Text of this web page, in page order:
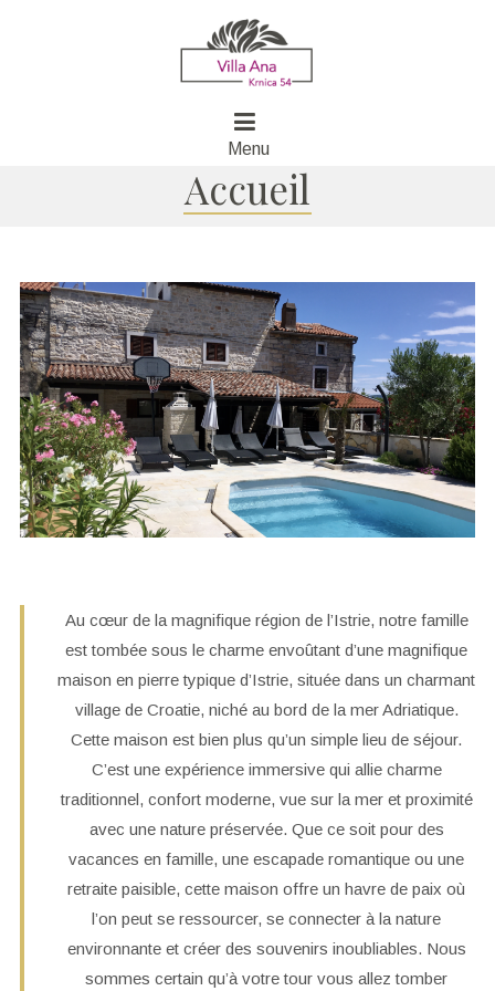
Menu
Accueil
Au cœur de la magnifique région de l’Istrie, notre famille
est tombée sous le charme envoûtant d’une magnifique
maison en pierre typique d’Istrie, située dans un charmant
village de Croatie, niché au bord de la mer Adriatique.
Cette maison est bien plus qu’un simple lieu de séjour.
C’est une expérience immersive qui allie charme
traditionnel, confort moderne, vue sur la mer et proximité
avec une nature préservée. Que ce soit pour des
vacances en famille, une escapade romantique ou une
retraite paisible, cette maison offre un havre de paix où
l’on peut se ressourcer, se connecter à la nature
environnante et créer des souvenirs inoubliables. Nous
sommes certain qu’à votre tour vous allez tomber